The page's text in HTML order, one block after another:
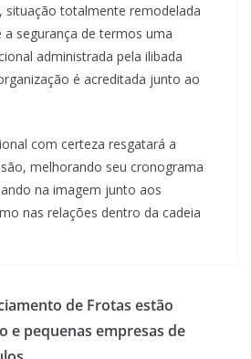
situação totalmente remodelada
a segurança de termos uma
administrada pela ilibada
é acreditada junto ao
com certeza resgatará a
melhorando seu cronograma
na imagem junto aos
nas relações dentro da cadeia
de Frotas estão
e pequenas empresas de